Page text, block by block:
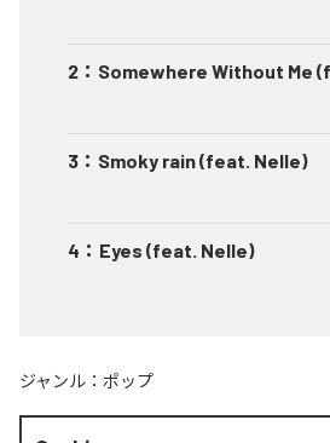
2 ： Somewhere Without Me
3 ： Smoky rain (feat. Nelle)
4 ： Eyes (feat. Nelle)
ジャンル： ポップ